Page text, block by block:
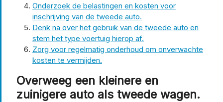
Onderzoek de belastingen en kosten voor
inschrijving van de tweede auto.
Denk na over het gebruik van de tweede auto en
stem het type voertuig hierop af.
Zorg voor regelmatig onderhoud om onverwachte
kosten te vermijden.
Overweeg een kleinere en
zuinigere auto als tweede wagen.